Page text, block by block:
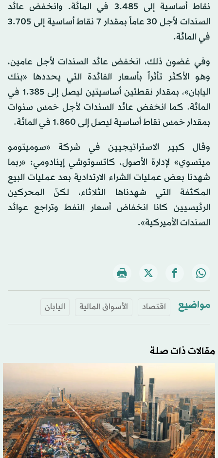
نقاط أساسية إلى 3.485 في المائة. وانخفض عائد
السندات لأجل 30 عاماً بمقدار 7 نقاط أساسية إلى 3.705
في المائة.
وفي غضون ذلك، انخفض عائد السندات لأجل عامين،
وهو الأكثر تأثراً بأسعار الفائدة التي يحددها «بنك
اليابان»، بمقدار نقطتين أساسيتين ليصل إلى 1.385 في
المائة. كما انخفض عائد السندات لأجل خمس سنوات
بمقدار خمس نقاط أساسية ليصل إلى 1.860 في المائة.
وقال كبير الاستراتيجيين في شركة «سوميتومو
ميتسوي» لإدارة الأصول، كاتسوتوشي إينادومي: «ربما
شهدنا بعض عمليات الشراء الارتدادية بعد عمليات البيع
المكثفة التي شهدناها الثلاثاء، لكنّ المحركين
الرئيسيين كانا انخفاض أسعار النفط وتراجع عوائد
السندات الأميركية».
مواضيع اقتصاد الأسواق المالية اليابان
مقالات ذات صلة